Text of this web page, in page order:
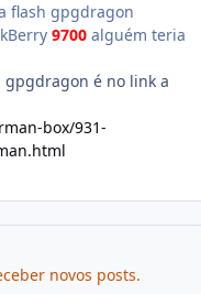
flash gpgdragon
9700 alguém teria
gpgdragon é no link a
box/931-
novos posts.